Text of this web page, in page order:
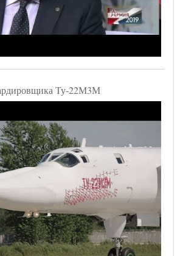
Ту-22М3М